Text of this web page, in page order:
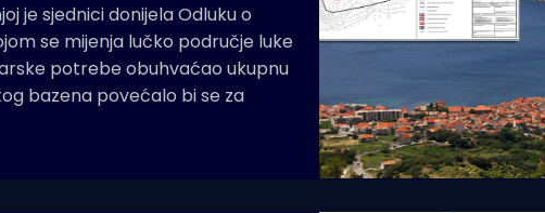
je sjednici donijela Odluku o
se mijenja lučko područje luke
potrebe obuhvaćao ukupnu
bazena povećalo bi se za